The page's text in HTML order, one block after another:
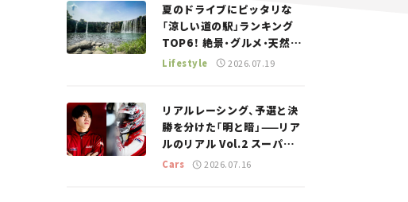
夏のドライブにピッタリな
「涼しい道の駅」ランキング
TOP6！ 絶景・グルメ・天然ク
ーラーなど、避暑におすすめ
Lifestyle 2026.07.19
リアルレーシング、予選と決
勝を分けた「明と暗」——リア
ルのリアル Vol.2 スーパー
GT 2026開幕戦 岡山国際サ
Cars 2026.07.16